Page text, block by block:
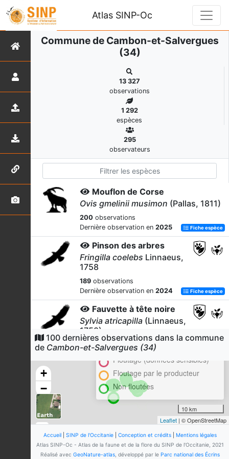
Atlas SINP-Oc
Commune de Cambon-et-Salvergues
(34)
13 327
observations
1 292
espèces
295
observateurs
Mouflon de Corse
Ovis gmelinii musimon (Pallas, 1811)
200 observations
Dernière observation en 2025 Fiche espèce
Pinson des arbres
Fringilla coelebs Linnaeus,
1758
189 observations
Dernière observation en 2024 Fiche espèce
Fauvette à tête noire
Sylvia atricapilla (Linnaeus,
1758)
155 observations
Dernière observation en
Pipit des arbres
Anthus trivialis(Linnaeus,
1758)
2024 Fiche espèce
Rougegorge familier
Erithacus rubecula
100 dernières observations dans la commune
de Cambon-et-Salvergues (34)
+
−
Cluster
En attente de validation régionale
Floutage (données sensibles)
Floutage par le producteur
Non floutées
10 km
Leaflet | © OpenStreetMap
Accueil| SINP de l'Occitanie| Conception et crédits| Mentions légales
Atlas SINP-Oc - Atlas de la faune et de la flore du SINP de l'Occitanie, 2021
Réalisé avec GeoNature-atlas, développé par le Parc national des Écrins